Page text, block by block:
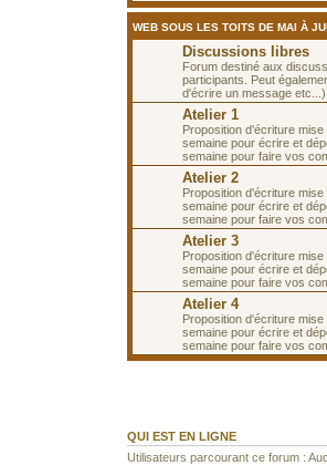
WEB SOUS LES TOITS DE MAI À
Discussions libres
Forum destiné aux
participants. Peut
d'écrire un message etc...).
Atelier 1
Proposition d'écriture mise
semaine pour écrire et
semaine pour faire vos
Atelier 2
Proposition d'écriture mise
semaine pour écrire et
semaine pour faire vos
Atelier 3
Proposition d'écriture mise
semaine pour écrire et
semaine pour faire vos
Atelier 4
Proposition d'écriture mise
semaine pour écrire et
semaine pour faire vos
QUI EST EN LIGNE
Utilisateurs parcourant ce forum :